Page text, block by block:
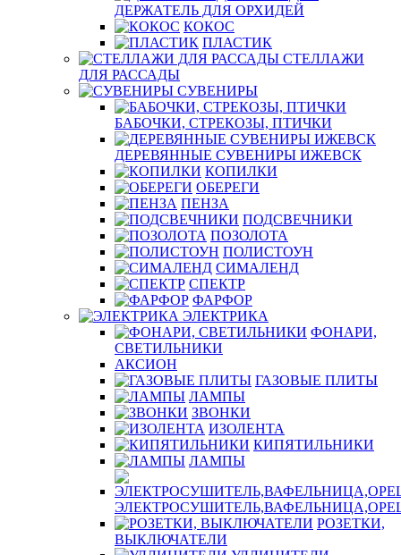
ДЕРЖАТЕЛЬ ДЛЯ ОРХИДЕЙ
КОКОС
ПЛАСТИК
СТЕЛЛАЖИ
ДЛЯ РАССАДЫ
СУВЕНИРЫ
БАБОЧКИ, СТРЕКОЗЫ, ПТИЧКИ
ДЕРЕВЯННЫЕ СУВЕНИРЫ ИЖЕВСК
КОПИЛКИ
ОБЕРЕГИ
ПЕНЗА
ПОДСВЕЧНИКИ
ПОЗОЛОТА
ПОЛИСТОУН
СИМАЛЕНД
СПЕКТР
ФАРФОР
ЭЛЕКТРИКА
ФОНАРИ,
СВЕТИЛЬНИКИ
АКСИОН
ГАЗОВЫЕ ПЛИТЫ
ЛАМПЫ
ЗВОНКИ
ИЗОЛЕНТА
КИПЯТИЛЬНИКИ
ЛАМПЫ
РОЗЕТКИ,
ВЫКЛЮЧАТЕЛИ